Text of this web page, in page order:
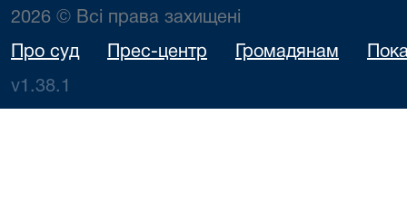
2026 © Всі права захищені
Про суд Прес-центр Громадянам
v1.38.1